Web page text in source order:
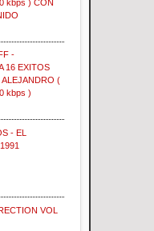
kbps ) CON
-
16 EXITOS
ALEJANDRO (
kbps )
- EL
VOL